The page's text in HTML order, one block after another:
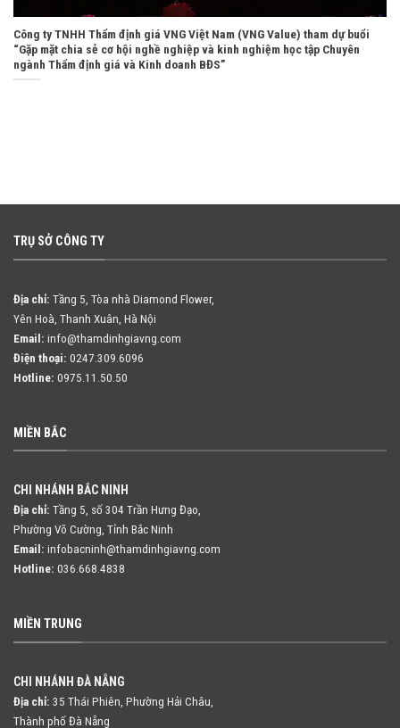
Công ty TNHH Thẩm định giá VNG Việt Nam (VNG Value) tham dự buổi
“Gặp mặt chia sẻ cơ hội nghề nghiệp và kinh nghiệm học tập Chuyên
ngành Thẩm định giá và Kinh doanh BĐS”
TRỤ SỞ CÔNG TY
Địa chỉ: Tầng 5, Tòa nhà Diamond Flower,
Yên Hoà, Thanh Xuân, Hà Nội
Email: info@thamdinhgiavng.com
Điện thoại: 0247.309.6096
Hotline: 0975.11.50.50
MIỀN BẮC
CHI NHÁNH BẮC NINH
Địa chỉ: Tầng 5, số 304 Trần Hưng Đạo,
Phường Võ Cường, Tỉnh Bắc Ninh
Email: infobacninh@thamdinhgiavng.com
Hotline: 036.668.4838
MIỀN TRUNG
CHI NHÁNH ĐÀ NẴNG
Địa chỉ: 35 Thái Phiên, Phường Hải Châu,
Thành phố Đà Nẵng